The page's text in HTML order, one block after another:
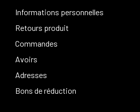
Informations personnelles
Retours produit
Commandes
Avoirs
Adresses
Bons de réduction